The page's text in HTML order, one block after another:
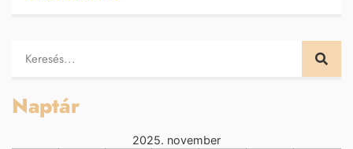
Naptár
2025. november